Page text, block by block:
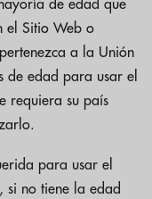
el Sitio Web o
a la Unión
de edad para usar el
requiera su país
para usar el
no tiene la edad